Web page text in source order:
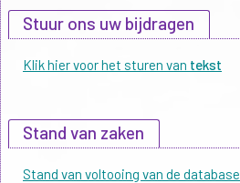
Stuur ons uw bijdragen
Klik hier voor het sturen van tekst
Stand van zaken
Stand van voltooing van de database